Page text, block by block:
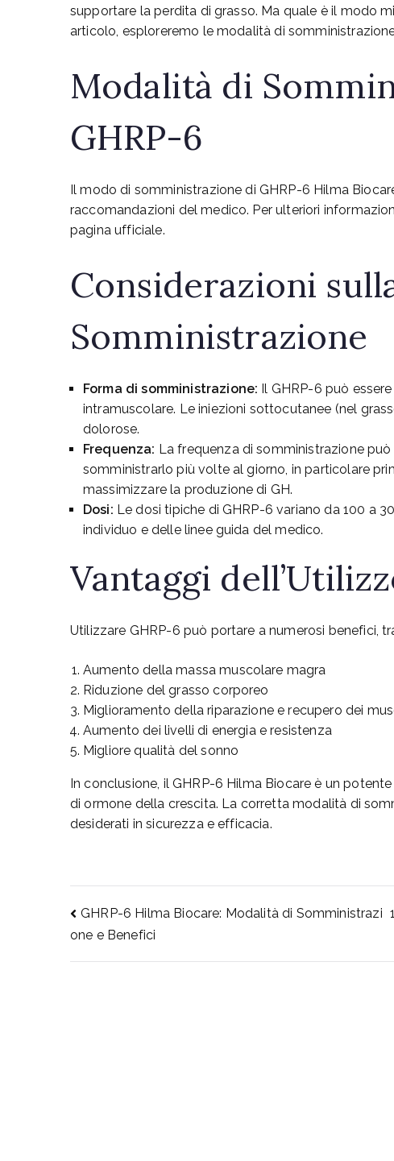
supportare la perdita di grasso. Ma quale è il modo
articolo, esploreremo le modalità di
Modalità di
GHRP-6
Il modo di somministrazione di GHRP-6 Hilma
raccomandazioni del medico. Per ulteriori
pagina ufficiale.
Considerazioni
Somministrazione
Forma di somministrazione: Il GHRP-6 può
intramuscolare. Le iniezioni sottocutanee (nel
dolorose.
Frequenza: La frequenza di somministrazione
somministrarlo più volte al giorno, in particolare
massimizzare la produzione di GH.
Dosi: Le dosi tipiche di GHRP-6 variano da 100 a
individuo e delle linee guida del medico.
Vantaggi
Utilizzare GHRP-6 può portare a numerosi benefici,
Aumento della massa muscolare magra
Riduzione del grasso corporeo
Miglioramento della riparazione e recupero dei
Aumento dei livelli di energia e resistenza
Migliore qualità del sonno
In conclusione, il GHRP-6 Hilma Biocare è un
di ormone della crescita. La corretta modalità di
desiderati in sicurezza e efficacia.
Post
GHRP-6 Hilma Biocare: Modalità di Somministrazi
one e Benefici